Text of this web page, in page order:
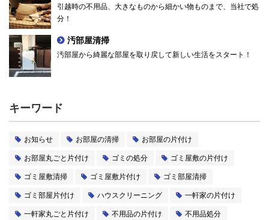
引越時の不用品、大きなものから細かい物ものまで、当社で処
分！
汚部屋清掃
汚部屋から綺麗な部屋を取り戻して新しい生活をスタート！
キーワード
お知らせ お部屋の清掃
お部屋の片付け
お部屋丸ごと片付け
ゴミの処分
ゴミ屋敷の片付け
ゴミ屋敷清掃
ゴミ屋敷片付け
ゴミ部屋清掃
ゴミ部屋片付け
ハウスクリーニング
一軒家の片付け
一軒家丸ごと片付け
不用品の片付け
不用品処分